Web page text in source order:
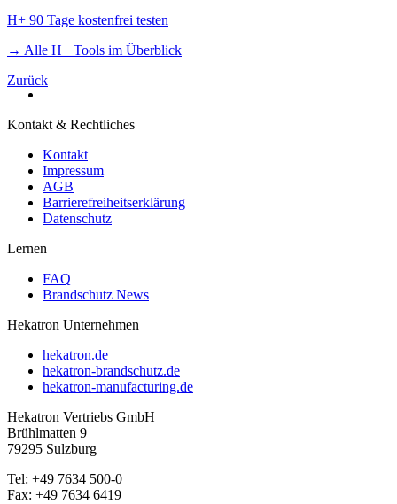
H+ 90 Tage kostenfrei testen
→ Alle H+ Tools im Überblick
Zurück
Kontakt & Rechtliches
Kontakt
Impressum
AGB
Barrierefreiheitserklärung
Datenschutz
Lernen
FAQ
Brandschutz News
Hekatron Unternehmen
hekatron.de
hekatron-brandschutz.de
hekatron-manufacturing.de
Hekatron Vertriebs GmbH
Brühlmatten 9
79295 Sulzburg
Tel: +49 7634 500-0
Fax: +49 7634 6419